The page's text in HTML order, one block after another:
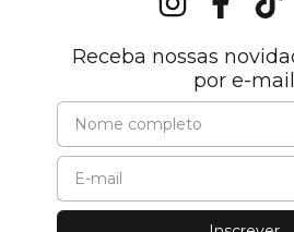
Receba nossas
por e-mail